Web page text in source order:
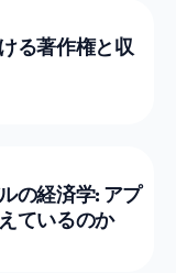
る著作権と収
の経済学: アプ
ているのか